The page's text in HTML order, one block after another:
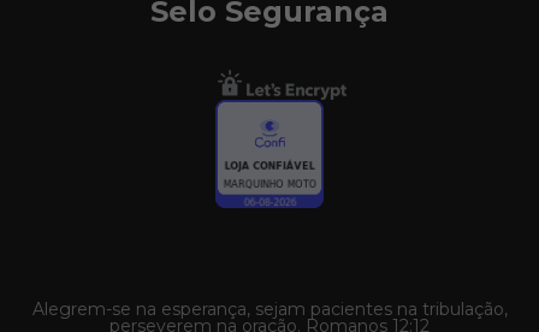
Selo Segurança
Alegrem-se na esperança, sejam pacientes na tribulação,
perseverem na oração. Romanos 12:12